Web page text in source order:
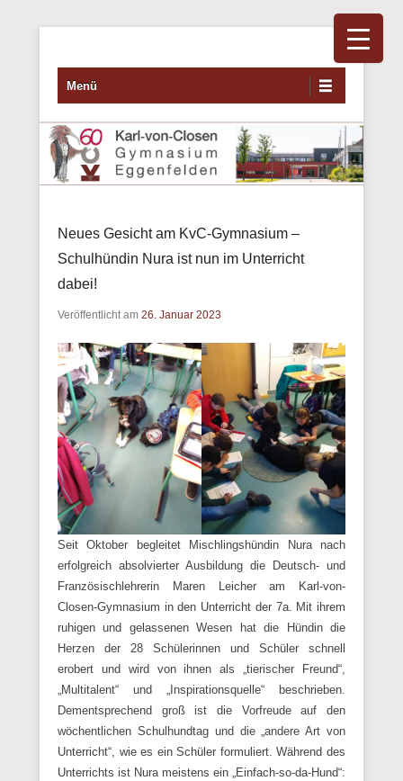
Primäres Menü
Zum Inhalt wechseln
Menü
Neues Gesicht am KvC-Gymnasium –
Schulhündin Nura ist nun im Unterricht
dabei!
Veröffentlicht am 26. Januar 2023
Seit Oktober begleitet Mischlingshündin Nura nach
erfolgreich absolvierter Ausbildung die Deutsch- und
Französischlehrerin Maren Leicher am Karl-von-
Closen-Gymnasium in den Unterricht der 7a. Mit ihrem
ruhigen und gelassenen Wesen hat die Hündin die
Herzen der 28 Schülerinnen und Schüler schnell
erobert und wird von ihnen als „tierischer Freund“,
„Multitalent“ und „Inspirationsquelle“ beschrieben.
Dementsprechend groß ist die Vorfreude auf den
wöchentlichen Schulhundtag und die „andere Art von
Unterricht“, wie es ein Schüler formuliert. Während des
Unterrichts ist Nura meistens ein „Einfach-so-da-Hund“: